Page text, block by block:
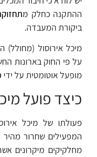
ההתקנה כחלק מ
ביקורת המעבדה.
מיכל אירוסול (מחולל)
מופעל אוטומטית על ידי
כיצד פועל
פעולתו של מיכל
המפעילים שחרור מהיר
מחלקיקים מיקרונים